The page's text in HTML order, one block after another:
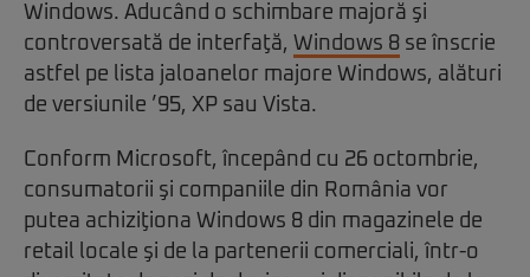
Windows. Aducând o schimbare majoră şi
controversată de interfaţă, Windows 8 se înscrie
astfel pe lista jaloanelor majore Windows, alături
de versiunile ’95, XP sau Vista.
Conform Microsoft, începând cu 26 octombrie,
consumatorii şi companiile din România vor
putea achiziţiona Windows 8 din magazinele de
retail locale şi de la partenerii comerciali, într-o